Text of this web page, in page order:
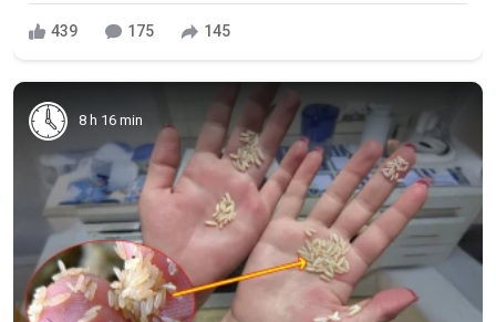
439 175 145
8 h 16 min